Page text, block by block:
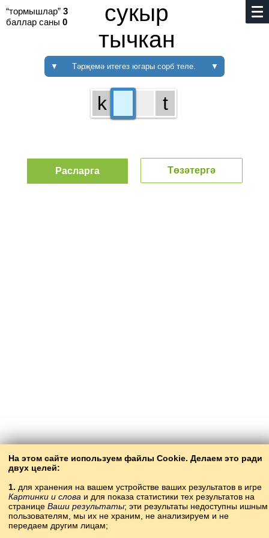
“тормышлар” 3
баллар саны 0
сукыр
тычкан
▼ Тәрҗемә итегез югары сорб теле. ▼
На этом сайте используем файлы Cookie. Делаем это ради
двух целей:
1. для хранения на вашем устройстве ваших результатов в игре
Картинки и слова и для показа статистики тех результатов на
странице Ваши результаты; эти результаты недоступны ишным
пользователям, мы их не храним, не анализируем и не
передаем другим лицам;